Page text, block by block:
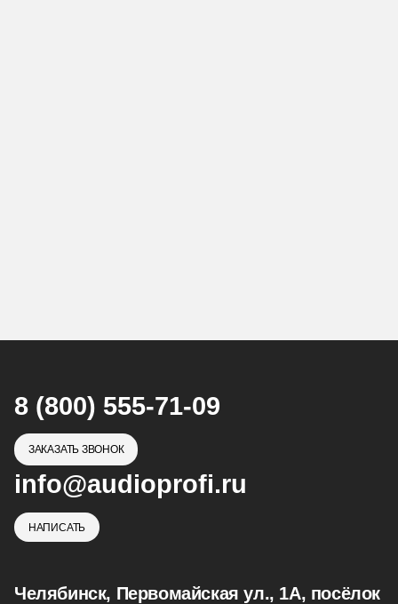
8 (800) 555-71-09
ЗАКАЗАТЬ ЗВОНОК
info@audioprofi.ru
НАПИСАТЬ
Челябинск, Первомайская ул., 1А, посёлок